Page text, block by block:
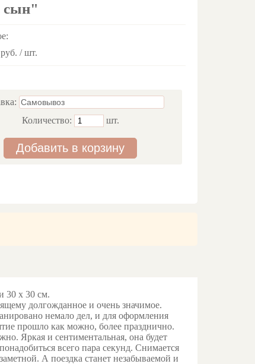
сын"
руб. / шт.
Количество:
шт.
Добавить в корзину
30 х 30 см.
долгожданное и очень значимое.
немало дел, и для оформления
прошло как можно, более празднично.
Яркая и сентиментальная, она будет
всего пара секунд. Снимается
А поездка станет незабываемой и